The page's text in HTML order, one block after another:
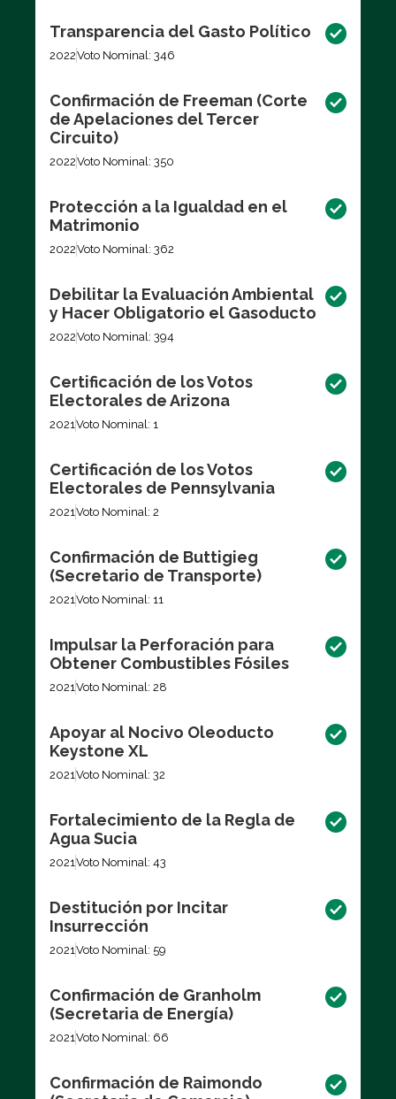
Transparencia del Gasto Político
2022Voto Nominal: 346
Confirmación de Freeman (Corte
de Apelaciones del Tercer
Circuito)
2022Voto Nominal: 350
Protección a la Igualdad en el
Matrimonio
2022Voto Nominal: 362
Debilitar la Evaluación Ambiental
y Hacer Obligatorio el Gasoducto
2022Voto Nominal: 394
Certificación de los Votos
Electorales de Arizona
2021Voto Nominal: 1
Certificación de los Votos
Electorales de Pennsylvania
2021Voto Nominal: 2
Confirmación de Buttigieg
(Secretario de Transporte)
2021Voto Nominal: 11
Impulsar la Perforación para
Obtener Combustibles Fósiles
2021Voto Nominal: 28
Apoyar al Nocivo Oleoducto
Keystone XL
2021Voto Nominal: 32
Fortalecimiento de la Regla de
Agua Sucia
2021Voto Nominal: 43
Destitución por Incitar
Insurrección
2021Voto Nominal: 59
Confirmación de Granholm
(Secretaria de Energía)
2021Voto Nominal: 66
Confirmación de Raimondo